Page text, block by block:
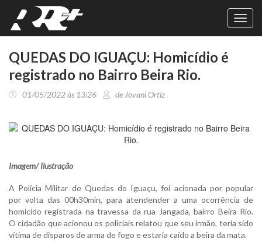
QUEDAS DO IGUAÇU: Homicídio é
registrado no Bairro Beira Rio.
01/05/2022 às 13:26 de Jovani Ortiz
Imagem/ Ilustração
A Polícia Militar de Quedas do Iguaçu, foi acionada por popular
por volta das 00h30min, para atendender a uma ocorrência de
homicído registrada na travessa da rua Jangada, bairro Beira Rio.
O cidadão que acionou os policiais relatou que seu irmão, teria sido
vítima de disparos de arma de fogo e estaria caído a beira da mata.